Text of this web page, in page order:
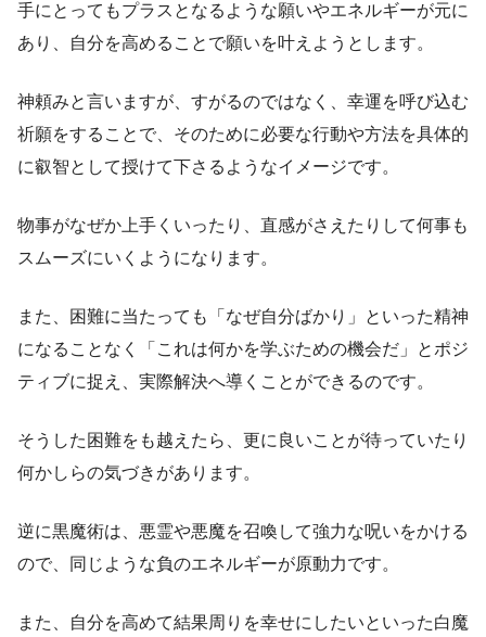
手にとってもプラスとなるような願いやエネルギーが元に
あり、自分を高めることで願いを叶えようとします。
神頼みと言いますが、すがるのではなく、幸運を呼び込む
祈願をすることで、そのために必要な行動や方法を具体的
に叡智として授けて下さるようなイメージです。
物事がなぜか上手くいったり、直感がさえたりして何事も
スムーズにいくようになります。
また、困難に当たっても「なぜ自分ばかり」といった精神
になることなく「これは何かを学ぶための機会だ」とポジ
ティブに捉え、実際解決へ導くことができるのです。
そうした困難をも越えたら、更に良いことが待っていたり
何かしらの気づきがあります。
逆に黒魔術は、悪霊や悪魔を召喚して強力な呪いをかける
ので、同じような負のエネルギーが原動力です。
また、自分を高めて結果周りを幸せにしたいといった白魔